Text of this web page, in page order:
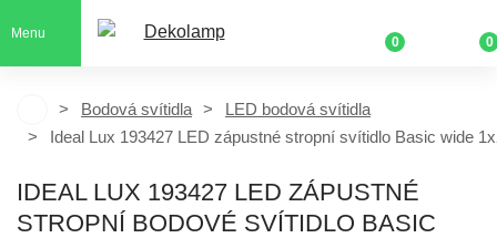
Menu
0 0
Bodová svítidla
LED bodová svítidla
Ideal Lux 193427 LED zápustné stropní svítidlo Basic wide
IDEAL LUX 193427 LED ZÁPUSTNÉ
STROPNÍ BODOVÉ SVÍTIDLO BASIC